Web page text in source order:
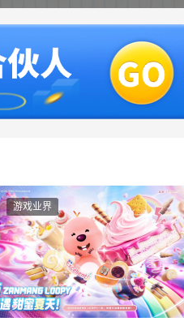
游戏业界